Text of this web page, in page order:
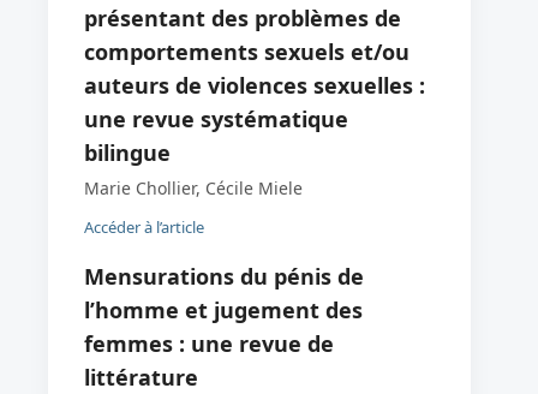
présentant des problèmes de
comportements sexuels et/ou
auteurs de violences sexuelles :
une revue systématique
bilingue
Marie Chollier, Cécile Miele
Accéder à l’article
Mensurations du pénis de
l’homme et jugement des
femmes : une revue de
littérature